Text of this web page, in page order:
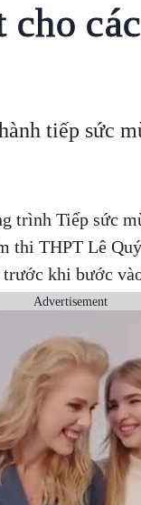
cho
tiếp sức
trình Tiếp sức
thi THPT Lê
khi bước
Advertisement